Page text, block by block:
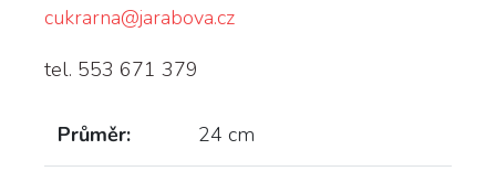
cukrarna@jarabova.cz
tel. 553 671 379
Průměr: 24 cm